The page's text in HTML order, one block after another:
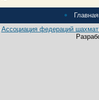
Ассоциация федераций